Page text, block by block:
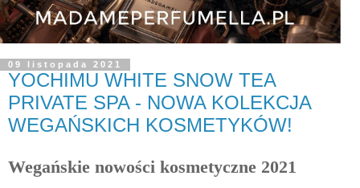
09 listopada 2021
YOCHIMU WHITE SNOW TEA
PRIVATE SPA - NOWA KOLEKCJA
WEGAŃSKICH KOSMETYKÓW!
Wegańskie nowości kosmetyczne 2021